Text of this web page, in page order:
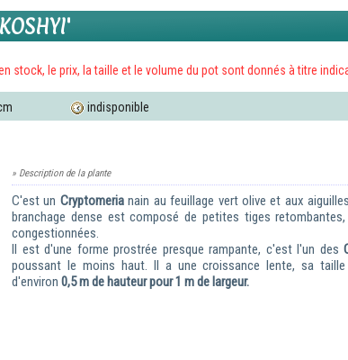
stock, le prix, la taille et le volume du pot sont donnés à titre
indisponible
» Description de la plante
C'est un Cryptomerianain au feuillage vert olive et aux
branchage dense est composé de petites tiges
congestionnées.
Il est d'une forme prostrée presque rampante, c'est l'un des
poussant le moins haut. Il a une croissance lente, sa
d'environ 0,5 m de hauteur pour 1 m de largeur.